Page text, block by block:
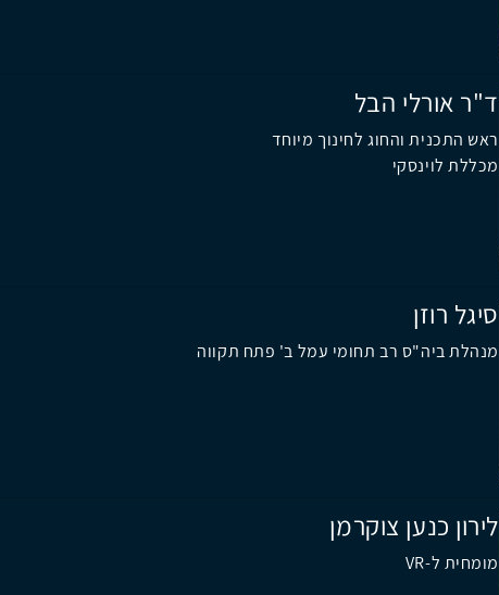
ד"ר אורלי הבל
ראש התכנית והחוג לחינוך מיוחד
מכללת לוינסקי
סיגל רוזן
מנהלת ביה"ס רב תחומי עמל ב' פתח תקווה
לירון כנען צוקרמן
מומחית ל-VR